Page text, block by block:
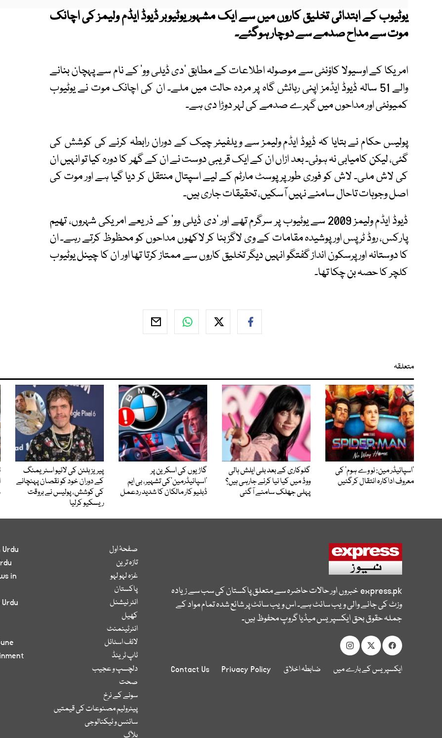
یوٹیوب کے ابتدائی تخلیق کاروں میں سے ایک مشہور یوٹیوبر ڈیوڈ ایڈم ولیمز کی اچانک
موت سے مداح صدمے سے دوچار ہوگئے۔
امریکا کے اوسیولا کاؤنٹی سے موصولہ اطلاعات کے مطابق ’دی ڈیلی وو‘ کے نام سے پہچان بنانے
والے 51 سالہ ڈیوڈ ایڈمز اپنی رہائش گاہ پر مردہ حالت میں ملے۔ ان کی اچانک موت نے یوٹیوب
کمیونٹی اور مداحوں میں گہرے صدمے کی لہر دوڑا دی ہے۔
پولیس حکام نے بتایا کہ ڈیوڈ ایڈم ولیمز سے ویلفیئر چیک کے دوران رابطہ کرنے کی کوشش کی
گئی، لیکن کامیابی نہ ہوئی۔ بعد ازاں ان کے ایک قریبی دوست نے ان کے گھر کا دورہ کیا تو انہیں ان
کی لاش ملی۔ لاش کو فوری طور پر پوسٹ مارٹم کے لیے اسپتال منتقل کر دیا گیا ہے اور موت کی
اصل وجوہات تاحال سامنے نہیں آسکیں، تحقیقات جاری ہیں۔
ڈیوڈ ایڈم ولیمز 2009 سے یوٹیوب پر سرگرم تھے اور ’دی ڈیلی وو‘ کے ذریعے امریکی شہروں، تھیم
پارکس، روڈ ٹرپس اور پوشیدہ مقامات کے وی لاگز بنا کر لاکھوں مداحوں کو محظوظ کرتے رہے۔ ان
کا دوستانہ اور پرسکون انداز گفتگو انہیں دیگر تخلیق کاروں سے ممتاز کرتا تھا اور ان کا چینل یوٹیوب
کلچر کا حصہ بن چکا تھا۔
متعلقہ
’اسپائیڈر مین: نو وے ہوم‘ کی
معروف اداکارہ انتقال کرگئیں
گلوکاری کے بعد بلی ایلش ہالی
ووڈ میں کیا نیا کرنے جارہی ہیں؟
پہلی جھلک سامنے آگئی
گاڑیوں کی اسکرین پر
’اسپائیڈرمین‘کی تشہیر، بی ایم
ڈبلیو کار مالکان کا شدید ردعمل
پیریز ہلٹن کی لائیو اسٹریمنگ
کے دوران خود کو نقصان پہنچانے
کی کوشش، پولیس نے بروقت
ریسکیو کرلیا
express.pkخبروں اور حالات حاضرہ سے متعلق پاکستان کی سب سے زیادہ
وزٹ کی جانے والی ویب سائٹ ہے۔ اس ویب سائٹ پر شائع شدہ تمام مواد کے
جملہ حقوق بحق ایکسپریس میڈیا گروپ محفوظ ہیں۔
ایکسپریس کے بارے میں ضابطہ اخلاق Privacy Policy
Contact Us
صفحۂ اول
تازہ ترین
غزہ لہو لہو
پاکستان
انٹر نیشنل
کھیل
انٹرٹینمنٹ
لائف اسٹائل
ٹاپ ٹرینڈ
دلچسپ و عجیب
صحت
سونے کے نرخ
پیٹرولیم مصنوعات کی قیمتیں
سائنس و ٹیکنالوجی
بلاگ
in